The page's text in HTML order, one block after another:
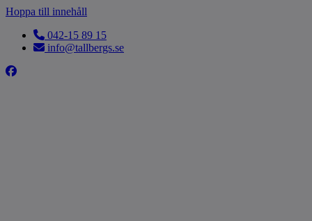
Hoppa till innehåll
042-15 89 15
info@tallbergs.se